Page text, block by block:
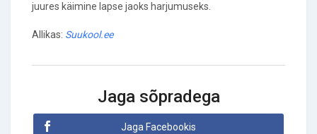
juures käimine lapse jaoks harjumuseks.
Allikas: Suukool.ee
Jaga sõpradega
Jaga Facebookis